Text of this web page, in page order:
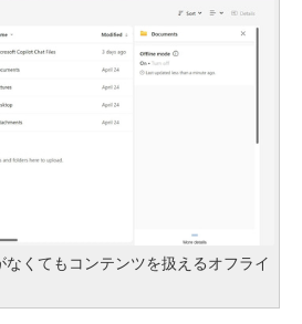
なくてもコンテンツを扱えるオフライ